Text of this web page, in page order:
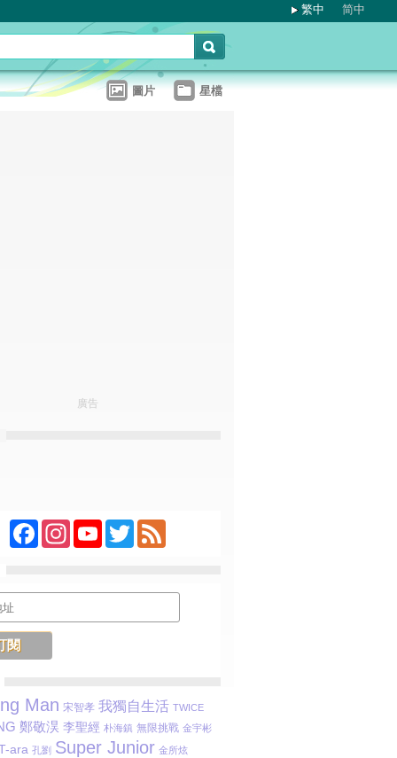
繁中 简中
圖片 星檔
廣告
FacebookInstagramYouTubeTwitterFeed
Man 宋智孝 我獨自生活 TWICE
鄭敬淏 李聖經 朴海鎮 無限挑戰 金宇彬
ara 孔劉 Super Junior 金所炫